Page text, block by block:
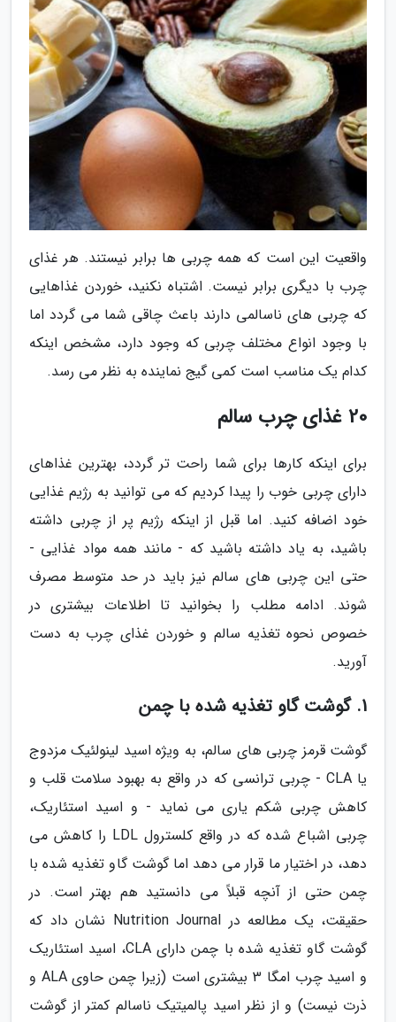
واقعیت این است که همه چربی ها برابر نیستند. هر غذای
چرب با دیگری برابر نیست. اشتباه نکنید، خوردن غذاهایی
که چربی های ناسالمی دارند باعث چاقی شما می گردد اما
با وجود انواع مختلف چربی که وجود دارد، مشخص اینکه
کدام یک مناسب است کمی گیج نماینده به نظر می رسد.
20 غذای چرب سالم
برای اینکه کارها برای شما راحت تر گردد، بهترین غذاهای
دارای چربی خوب را پیدا کردیم که می توانید به رژیم غذایی
خود اضافه کنید. اما قبل از اینکه رژیم پر از چربی داشته
باشید، به یاد داشته باشید که - مانند همه مواد غذایی -
حتی این چربی های سالم نیز باید در حد متوسط مصرف
شوند. ادامه مطلب را بخوانید تا اطلاعات بیشتری در
خصوص نحوه تغذیه سالم و خوردن غذای چرب به دست
آورید.
1. گوشت گاو تغذیه شده با چمن
گوشت قرمز چربی های سالم، به ویژه اسید لینولئیک مزدوج
یا CLA - چربی ترانسی که در واقع به بهبود سلامت قلب و
کاهش چربی شکم یاری می نماید - و اسید استئاریک،
چربی اشباع شده که در واقع کلسترول LDL را کاهش می
دهد، در اختیار ما قرار می دهد اما گوشت گاو تغذیه شده با
چمن حتی از آنچه قبلاً می دانستید هم بهتر است. در
حقیقت، یک مطالعه در Nutrition Journal نشان داد که
گوشت گاو تغذیه شده با چمن دارای CLA، اسید استئاریک
و اسید چرب امگا 3 بیشتری است (زیرا چمن حاوی ALA و
ذرت نیست) و از نظر اسید پالمیتیک ناسالم کمتر از گوشت